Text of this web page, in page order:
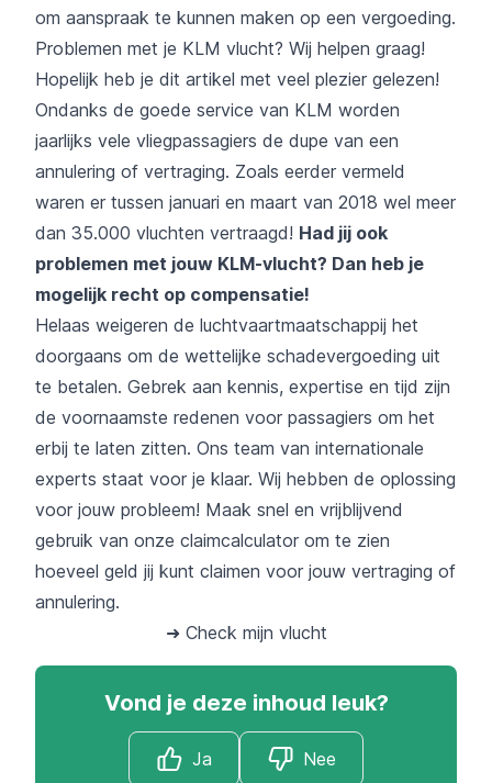
om aanspraak te kunnen maken op een vergoeding.
Problemen met je KLM vlucht? Wij helpen graag!
Hopelijk heb je dit artikel met veel plezier gelezen!
Ondanks de goede service van KLM worden
jaarlijks vele vliegpassagiers de dupe van een
annulering of vertraging. Zoals eerder vermeld
waren er tussen januari en maart van 2018 wel meer
dan 35.000 vluchten vertraagd! Had jij ook
problemen met jouw KLM-vlucht? Dan heb je
mogelijk recht op compensatie!
Helaas weigeren de luchtvaartmaatschappij het
doorgaans om de wettelijke schadevergoeding uit
te betalen. Gebrek aan kennis, expertise en tijd zijn
de voornaamste redenen voor passagiers om het
erbij te laten zitten. Ons team van internationale
experts staat voor je klaar. Wij hebben de oplossing
voor jouw probleem! Maak snel en vrijblijvend
gebruik van onze claimcalculator om te zien
hoeveel geld jij kunt claimen voor jouw vertraging of
annulering.
➜ Check mijn vlucht
Vond je deze inhoud leuk?
Ja Nee